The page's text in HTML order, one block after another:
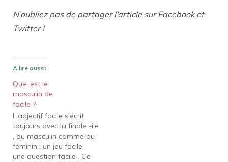
N’oubliez pas de partager l’article sur Facebook et
Twitter !
A lire aussi
Quel est le
masculin de
facile ?
L'adjectif facile s'écrit
toujours avec la finale -ile
, au masculin comme au
féminin : un jeu facile ,
une question facile . Ce